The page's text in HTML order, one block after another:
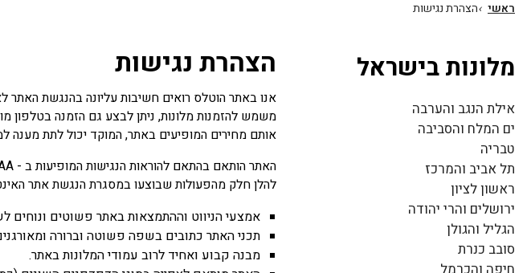
ראשי ›הצהרת נגישות
מלונות בישראל
אילת הנגב והערבה
ים המלח והסביבה
טבריה
תל אביב והמרכז
ראשון לציון
ירושלים והרי יהודה
הגליל והגולן
סובב כנרת
הצהרת נגישות
אנו באתר הוטלס רואים חשיבות עליונה בהנגשת האתר
משמש להזמנות מלונות, ניתן לבצע גם הזמנה בטלפון
אותם מחירים המופיעים באתר, המוקד יכול לתת
האתר הותאם בהתאם להוראות הנגישות המופיעות ב - W3C's Web Content Accessibility Guidelines 2.0, level AA
להלן חלק מהפעולות שבוצעו במסגרת הנגשת אתר
אמצעי הניווט וההתמצאות באתר פשוטים ונוחים
תכני האתר כתובים בשפה פשוטה וברורה
מבנה קבוע ואחיד לרוב עמודי המלונות באתר.